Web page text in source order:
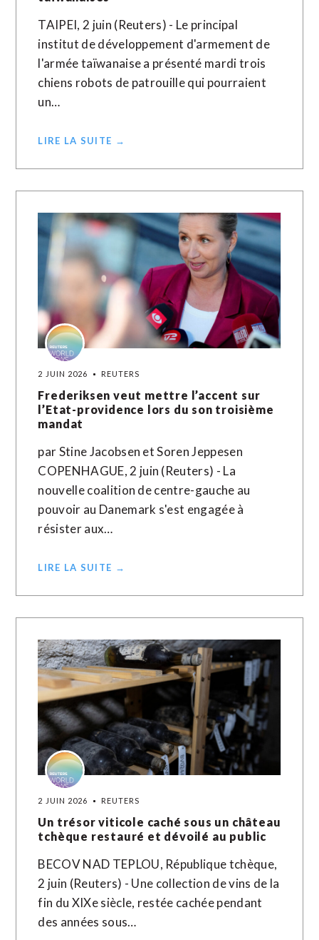
TAIPEI, 2 juin (Reuters) - Le principal
institut de développement d'armement de
l'armée taïwanaise a présenté mardi trois
chiens robots de patrouille qui pourraient
un…
LIRE LA SUITE →
2 JUIN 2026 REUTERS
Frederiksen veut mettre l’accent sur
l’Etat-providence lors du son troisième
mandat
par Stine Jacobsen et Soren Jeppesen
COPENHAGUE, 2 juin (Reuters) - La
nouvelle coalition de centre-gauche au
pouvoir au Danemark s'est engagée à
résister aux…
LIRE LA SUITE →
2 JUIN 2026 REUTERS
Un trésor viticole caché sous un château
tchèque restauré et dévoilé au public
BECOV NAD TEPLOU, République tchèque,
2 juin (Reuters) - Une collection de vins de la
fin du XIXe siècle, restée cachée pendant
des années sous…